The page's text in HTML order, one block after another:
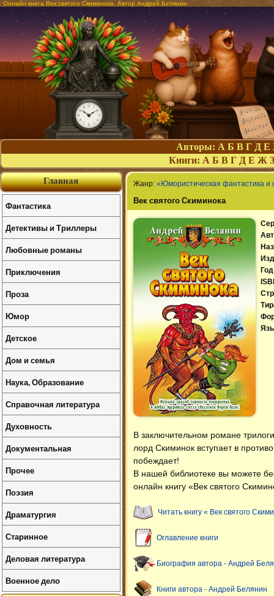
Онлайн книга Век святого Скиминока. Автор Андрей Белянин
Авторы: А Б В Г Д Е
Книги: А Б В Г Д Е Ж З
Жанр: «Юмористическая фантастика и
Век святого Скиминока
В заключительном романе
лорд Скиминок вступает в
побеждает!
В нашей библиотеке вы можете
онлайн книгу «Век святого
Читать книгу « Век святого
Оглавление книги
Биография автора - Андрей
Книги автора - Андрей Белянин
Главная
Фантастика
Детективы и Триллеры
Любовные романы
Приключения
Проза
Юмор
Детское
Дом и семья
Наука, Образование
Справочная литература
Духовность
Документальная
Прочее
Поэзия
Драматургия
Старинное
Деловая литература
Военное дело